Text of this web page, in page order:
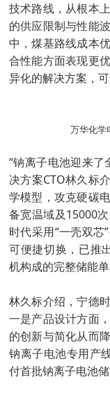
技术路线，从根本
的供应限制与性能
中，煤基路线成本
合性能方面表现更
异化的解决方案，
万华化学
“钠离子电池迎来
决方案CTO林久标
学模型，攻克硬碳
备宽温域及15000
时代采用“一壳双芯
可便捷切换，已推
机构成的完整储能
林久标介绍，宁德
一是产品设计方面
的创新与简化从而
钠离子电池专用产
付首批钠离子电池